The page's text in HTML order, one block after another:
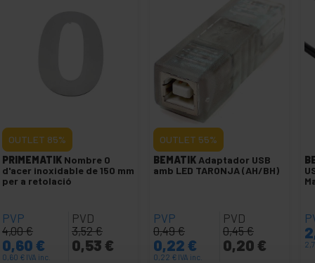
OUTLET 85%
PRIMEMATIK Nombre 0
d'acer inoxidable de 150 mm
per a retolació
PVP
4,00€
0,60 €
0,60 € IVA inc.
PVD
3,52€
0,53 €
OUTLET 55%
BEMATIK Adaptador USB
amb LED TARONJA (AH/BH)
PVP
0,49€
0,22 €
0,22 € IVA inc.
PVD
0,45€
0,20 €